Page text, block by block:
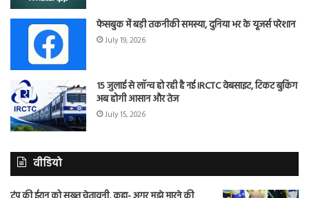
फेसबुक में बड़ी तकनीकी समस्या, दुनिया भर के यूजर्स परेशान
July 19, 2026
15 जुलाई से लॉन्च हो रही है नई IRCTC वेबसाइट, टिकट बुकिंग
अब होगी आसान और तेज
July 15, 2026
वीडियो